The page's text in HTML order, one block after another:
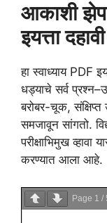
आकाशी झेप
इयत्ता
हा स्वाध्याय PDF
धड्याचे सर्व
बरोबर-चूक, संक्षिप्त
समजावून सांगतो.
परीक्षाभिमुख व्हावा
करण्यात आला आहे.
Page 1 /